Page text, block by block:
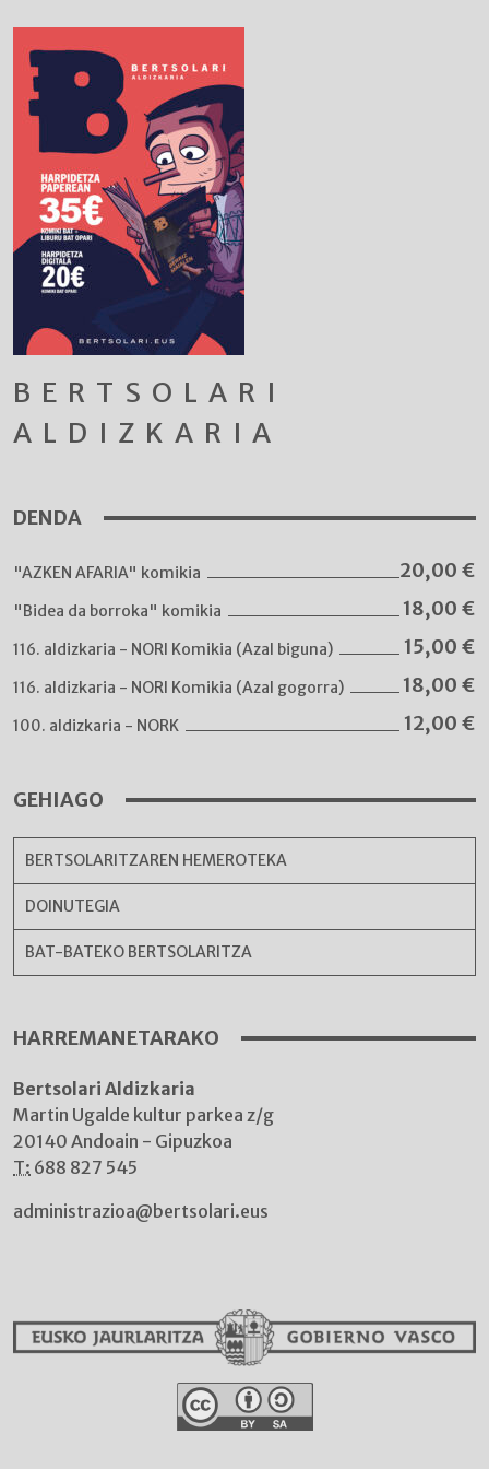
BERTSOLARI
ALDIZKARIA
DENDA
"AZKEN AFARIA" komikia 20,00 €
"Bidea da borroka" komikia 18,00 €
116. aldizkaria - NORI Komikia (Azal biguna) 15,00 €
116. aldizkaria - NORI Komikia (Azal gogorra) 18,00 €
100. aldizkaria - NORK 12,00 €
GEHIAGO
BERTSOLARITZAREN HEMEROTEKA
DOINUTEGIA
BAT-BATEKO BERTSOLARITZA
HARREMANETARAKO
Bertsolari Aldizkaria
Martin Ugalde kultur parkea z/g
20140 Andoain - Gipuzkoa
T: 688 827 545
administrazioa@bertsolari.eus